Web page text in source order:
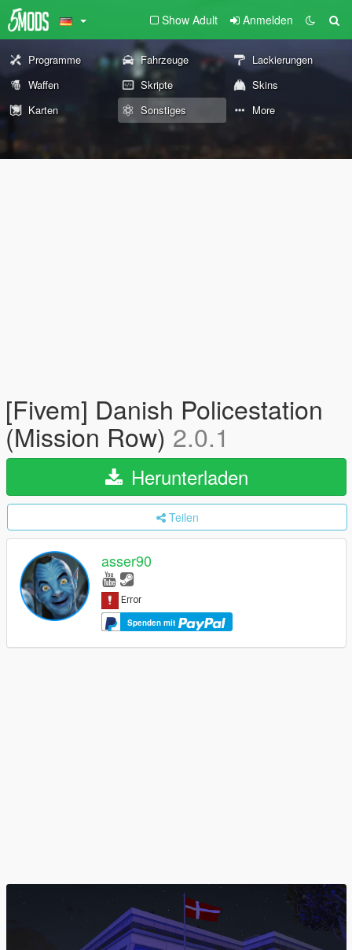
Show Adult Anmelden
Programme Fahrzeuge
Lackierungen
Waffen
Skripte
Skins
Karten
Sonstiges More
[Fivem] Danish Policestation
(Mission Row) 2.0.1
Herunterladen
Teilen
asser90
Spenden mit